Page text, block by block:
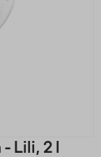
Lili, 2 l